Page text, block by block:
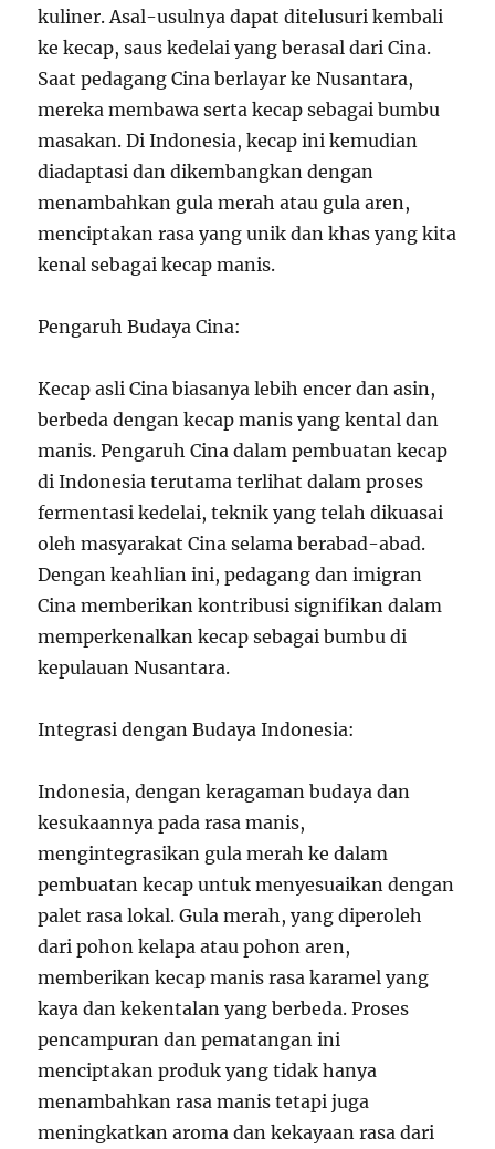
kuliner. Asal-usulnya dapat ditelusuri kembali
ke kecap, saus kedelai yang berasal dari Cina.
Saat pedagang Cina berlayar ke Nusantara,
mereka membawa serta kecap sebagai bumbu
masakan. Di Indonesia, kecap ini kemudian
diadaptasi dan dikembangkan dengan
menambahkan gula merah atau gula aren,
menciptakan rasa yang unik dan khas yang kita
kenal sebagai kecap manis.
Pengaruh Budaya Cina:
Kecap asli Cina biasanya lebih encer dan asin,
berbeda dengan kecap manis yang kental dan
manis. Pengaruh Cina dalam pembuatan kecap
di Indonesia terutama terlihat dalam proses
fermentasi kedelai, teknik yang telah dikuasai
oleh masyarakat Cina selama berabad-abad.
Dengan keahlian ini, pedagang dan imigran
Cina memberikan kontribusi signifikan dalam
memperkenalkan kecap sebagai bumbu di
kepulauan Nusantara.
Integrasi dengan Budaya Indonesia:
Indonesia, dengan keragaman budaya dan
kesukaannya pada rasa manis,
mengintegrasikan gula merah ke dalam
pembuatan kecap untuk menyesuaikan dengan
palet rasa lokal. Gula merah, yang diperoleh
dari pohon kelapa atau pohon aren,
memberikan kecap manis rasa karamel yang
kaya dan kekentalan yang berbeda. Proses
pencampuran dan pematangan ini
menciptakan produk yang tidak hanya
menambahkan rasa manis tetapi juga
meningkatkan aroma dan kekayaan rasa dari